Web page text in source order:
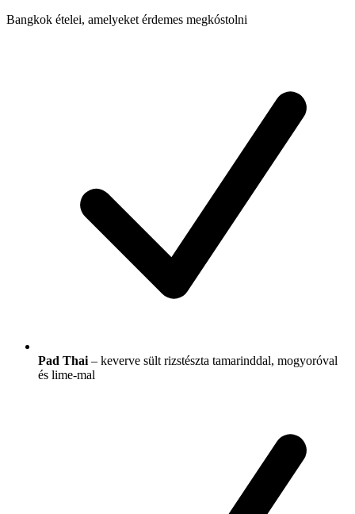
Bangkok ételei, amelyeket érdemes megkóstolni
Pad Thai – keverve sült rizstészta tamarinddal, mogyoróval
és lime-mal